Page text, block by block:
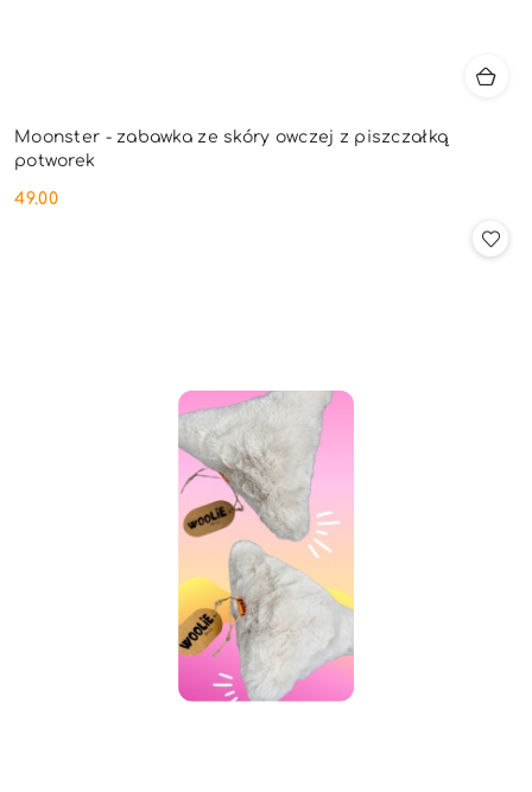
Moonster - zabawka ze skóry owczej z piszczałką
potworek
Cena:
49.00